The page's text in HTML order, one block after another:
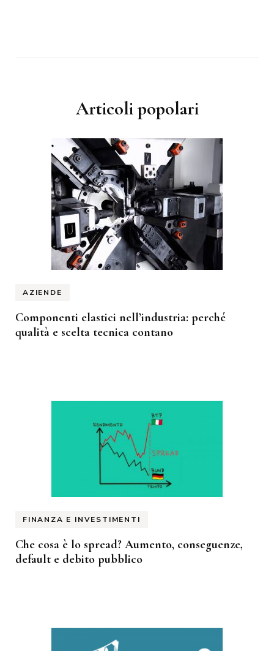
Articoli popolari
AZIENDE
Componenti elastici nell’industria: perché
qualità e scelta tecnica contano
FINANZA E INVESTIMENTI
Che cosa è lo spread? Aumento, conseguenze,
default e debito pubblico